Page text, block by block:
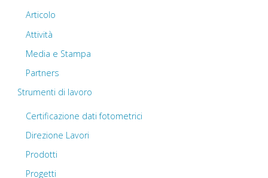
Articolo
Attività
Media e Stampa
Partners
Strumenti di lavoro
Certificazione dati fotometrici
Direzione Lavori
Prodotti
Progetti